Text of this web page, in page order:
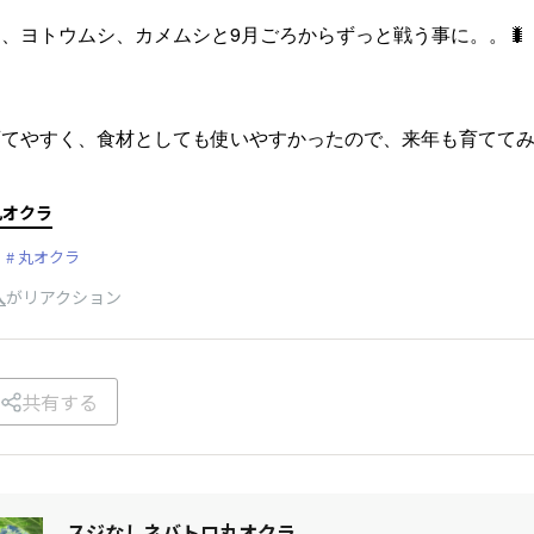
ヨトウムシ、カメムシと9月ごろからずっと戦う事に。。🐛
やすく、食材としても使いやすかったので、来年も育ててみ
クラ
丸オクラ
がリアクション
共有する